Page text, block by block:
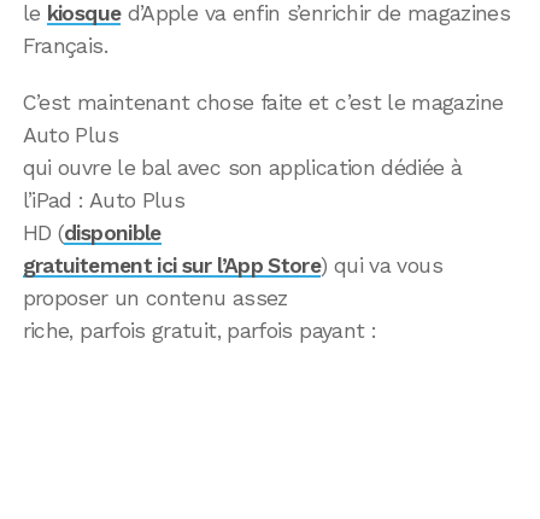
le kiosqued’Apple va enfin s’enrichir de magazines
Français.
C’est maintenant chose faite et c’est le magazine
Auto Plus
qui ouvre le bal avec son application dédiée à
l’iPad : Auto Plus
HD (disponible
gratuitement ici sur l’App Store) qui va vous
proposer un contenu assez
riche, parfois gratuit, parfois payant :